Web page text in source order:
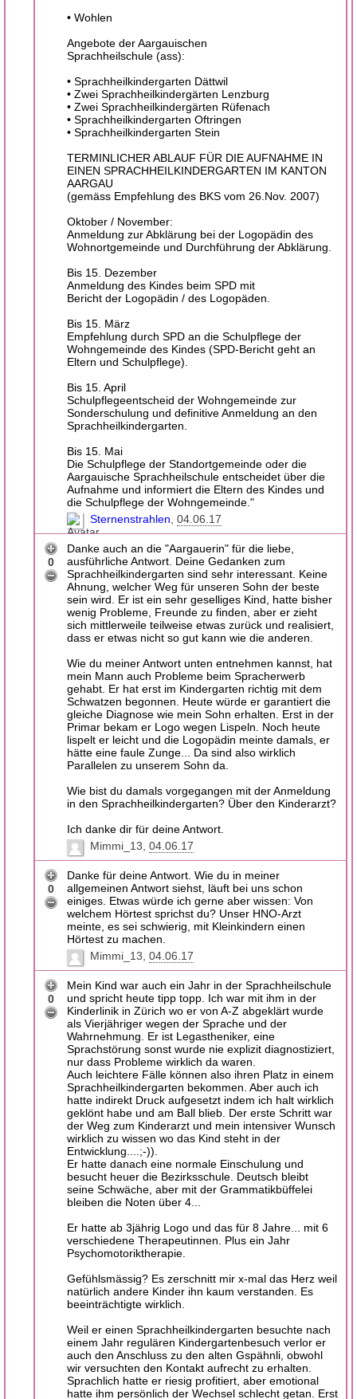
• Wohlen
Angebote der Aargauischen
Sprachheilschule (ass):
• Sprachheilkindergarten Dättwil
• Zwei Sprachheilkindergärten Lenzburg
• Zwei Sprachheilkindergärten Rüfenach
• Sprachheilkindergarten Oftringen
• Sprachheilkindergarten Stein
TERMINLICHER ABLAUF FÜR DIE AUFNAHME IN
EINEN SPRACHHEILKINDERGARTEN IM KANTON
AARGAU
(gemäss Empfehlung des BKS vom 26.Nov. 2007)
Oktober / November:
Anmeldung zur Abklärung bei der Logopädin des
Wohnortgemeinde und Durchführung der Abklärung.
Bis 15. Dezember
Anmeldung des Kindes beim SPD mit
Bericht der Logopädin / des Logopäden.
Bis 15. März
Empfehlung durch SPD an die Schulpflege der
Wohngemeinde des Kindes (SPD-Bericht geht an
Eltern und Schulpflege).
Bis 15. April
Schulpflegeentscheid der Wohngemeinde zur
Sonderschulung und definitive Anmeldung an den
Sprachheilkindergarten.
Bis 15. Mai
Die Schulpflege der Standortgemeinde oder die
Aargauische Sprachheilschule entscheidet über die
Aufnahme und informiert die Eltern des Kindes und
die Schulpflege der Wohngemeinde."
Sternenstrahlen 04.06.17
0
Danke auch an die "Aargauerin" für die liebe,
ausführliche Antwort. Deine Gedanken zum
Sprachheilkindergarten sind sehr interessant. Keine
Ahnung, welcher Weg für unseren Sohn der beste
sein wird. Er ist ein sehr geselliges Kind, hatte bisher
wenig Probleme, Freunde zu finden, aber er zieht
sich mittlerweile teilweise etwas zurück und realisiert,
dass er etwas nicht so gut kann wie die anderen.
Wie du meiner Antwort unten entnehmen kannst, hat
mein Mann auch Probleme beim Spracherwerb
gehabt. Er hat erst im Kindergarten richtig mit dem
Schwatzen begonnen. Heute würde er garantiert die
gleiche Diagnose wie mein Sohn erhalten. Erst in der
Primar bekam er Logo wegen Lispeln. Noch heute
lispelt er leicht und die Logopädin meinte damals, er
hätte eine faule Zunge... Da sind also wirklich
Parallelen zu unserem Sohn da.
Wie bist du damals vorgegangen mit der Anmeldung
in den Sprachheilkindergarten? Über den Kinderarzt?
Ich danke dir für deine Antwort.
Mimmi_13 04.06.17
0
Danke für deine Antwort. Wie du in meiner
allgemeinen Antwort siehst, läuft bei uns schon
einiges. Etwas würde ich gerne aber wissen: Von
welchem Hörtest sprichst du? Unser HNO-Arzt
meinte, es sei schwierig, mit Kleinkindern einen
Hörtest zu machen.
Mimmi_13 04.06.17
0
Mein Kind war auch ein Jahr in der Sprachheilschule
und spricht heute tipp topp. Ich war mit ihm in der
Kinderlinik in Zürich wo er von A-Z abgeklärt wurde
als Vierjähriger wegen der Sprache und der
Wahrnehmung. Er ist Legastheniker, eine
Sprachstörung sonst wurde nie explizit diagnostiziert,
nur dass Probleme wirklich da waren.
Auch leichtere Fälle können also ihren Platz in einem
Sprachheilkindergarten bekommen. Aber auch ich
hatte indirekt Druck aufgesetzt indem ich halt wirklich
geklönt habe und am Ball blieb. Der erste Schritt war
der Weg zum Kinderarzt und mein intensiver Wunsch
wirklich zu wissen wo das Kind steht in der
Entwicklung....;-)).
Er hatte danach eine normale Einschulung und
besucht heuer die Bezirksschule. Deutsch bleibt
seine Schwäche, aber mit der Grammatikbüffelei
bleiben die Noten über 4...
Er hatte ab 3jährig Logo und das für 8 Jahre... mit 6
verschiedene Therapeutinnen. Plus ein Jahr
Psychomotoriktherapie.
Gefühlsmässig? Es zerschnitt mir x-mal das Herz weil
natürlich andere Kinder ihn kaum verstanden. Es
beeinträchtigte wirklich.
Weil er einen Sprachheilkindergarten besuchte nach
einem Jahr regulären Kindergartenbesuch verlor er
auch den Anschluss zu den alten Gspähnli, obwohl
wir versuchten den Kontakt aufrecht zu erhalten.
Sprachlich hatte er riesig profitiert, aber emotional
hatte ihm persönlich der Wechsel schlecht getan. Erst